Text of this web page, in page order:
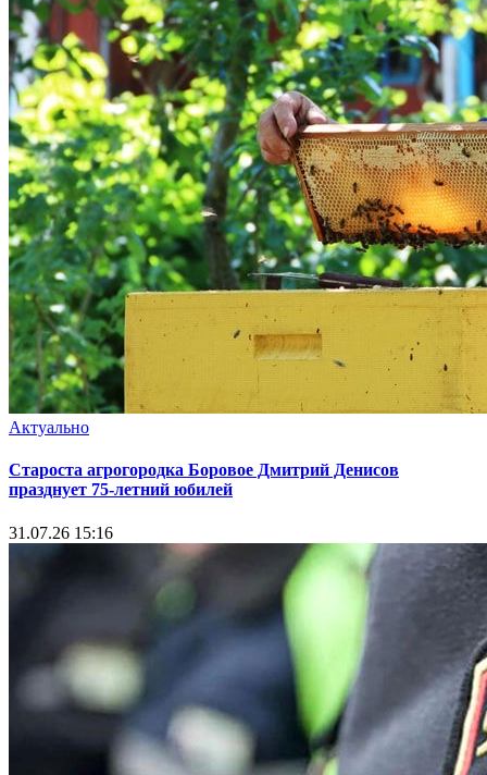
Актуально
Староста агрогородка Боровое Дмитрий Денисов
празднует 75-летний юбилей
31.07.26 15:16